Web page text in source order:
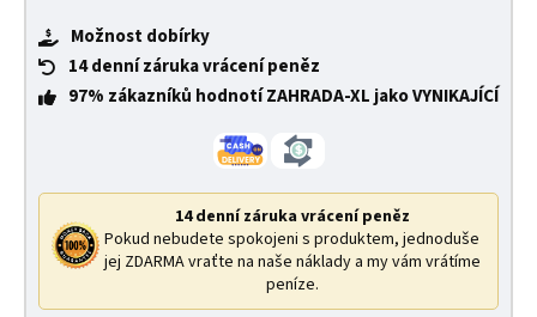
Možnost dobírky
14 denní záruka vrácení peněz
97% zákazníků hodnotí ZAHRADA-XL jako VYNIKAJÍCÍ
14 denní záruka vrácení peněz
Pokud nebudete spokojeni s produktem, jednoduše
jej ZDARMA vraťte na naše náklady a my vám vrátíme
peníze.